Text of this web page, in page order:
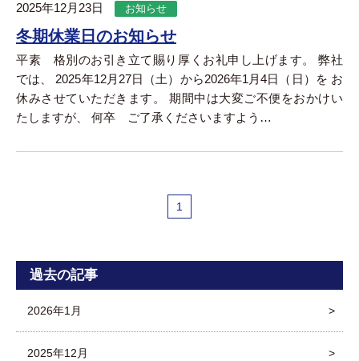
2025年12月23日 お知らせ
冬期休業日のお知らせ
平素 格別のお引き立て賜り厚くお礼申し上げます。 弊社
では、 2025年12月27日（土）から2026年1月4日（日）を お
休みさせていただきます。 期間中は大変ご不便をおかけい
たしますが、 何卒 ご了承くださいますよう…
1
過去の記事
2026年1月
2025年12月